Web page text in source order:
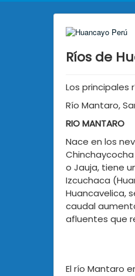
Ríos de
Los principales
Río Mantaro,
RIO MANTARO
Nace en los
o Jauja, tiene
Izcuchaca
Huancavelica,
caudal
afluentes que
El río Mantaro